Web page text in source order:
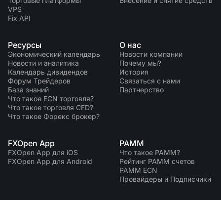
VPS
Fix API
Ресурсы
Экономический календарь
Новости и аналитика
Календарь дивидендов
Форум Трейдеров
База знаний
Что такое ECN торговля?
Что такое торговля CFD?
Что такое Форекс брокер?
О нас
Новости компании
Почему мы?
История
Связаться с нами
Партнерство
FXOpen App
FXOpen App для iOS
FXOpen App для Android
PAMM
Что такое PAMM?
Рейтинг PAMM счетов
PAMM ECN
Провайдеры и Подписчики